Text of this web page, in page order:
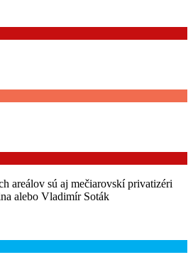
areálov sú aj mečiarovskí privatizéri
alebo Vladimír Soták